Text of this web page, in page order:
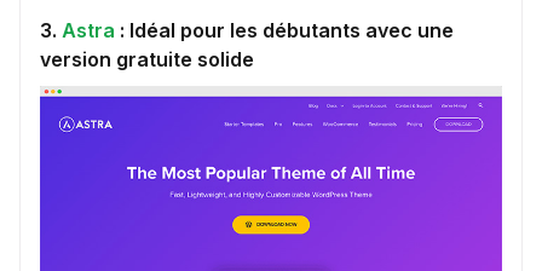
3. Astra : Idéal pour les débutants avec une
version gratuite solide